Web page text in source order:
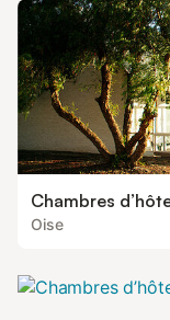
Chambres
Oise